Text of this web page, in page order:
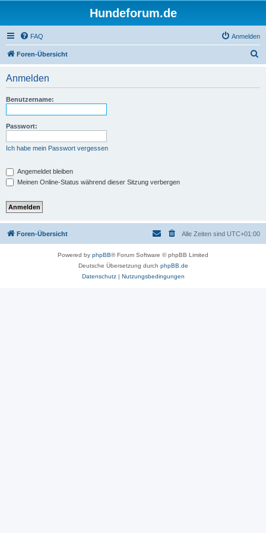
Hundeforum.de
FAQ Anmelden
Foren-Übersicht
Anmelden
Benutzername:
Passwort:
Ich habe mein Passwort vergessen
Angemeldet bleiben
Meinen Online-Status während dieser Sitzung verbergen
Foren-Übersicht Alle Zeiten sind UTC+01:00
Powered by phpBB® Forum Software © phpBB Limited
Deutsche Übersetzung durch phpBB.de
Datenschutz| Nutzungsbedingungen